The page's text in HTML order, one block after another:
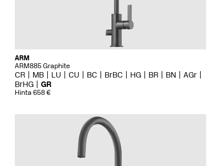
ARM
ARM885 Graphite
CR MB LU CU BC BrBC HG BR BN
AGr
BrHG
GR
Hinta 658 €